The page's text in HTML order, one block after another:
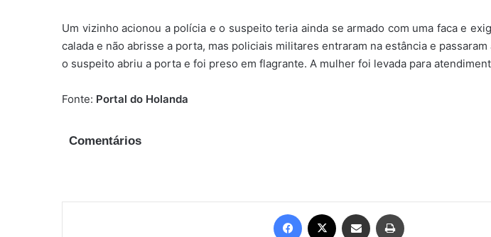
Um vizinho acionou a polícia e o suspeito teria ainda se armado com uma faca e
calada e não abrisse a porta, mas policiais militares entraram na estância e
o suspeito abriu a porta e foi preso em flagrante. A mulher foi levada para
Fonte: Portal do Holanda
Comentários
Facebook Compartilhar via e-mail